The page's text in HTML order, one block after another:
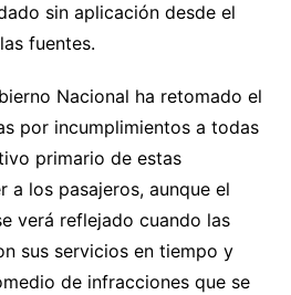
sin aplicación desde el
fuentes.
Nacional ha retomado el
por incumplimientos a todas
primario de estas
a los pasajeros, aunque el
verá reflejado cuando las
sus servicios en tiempo y
de infracciones que se